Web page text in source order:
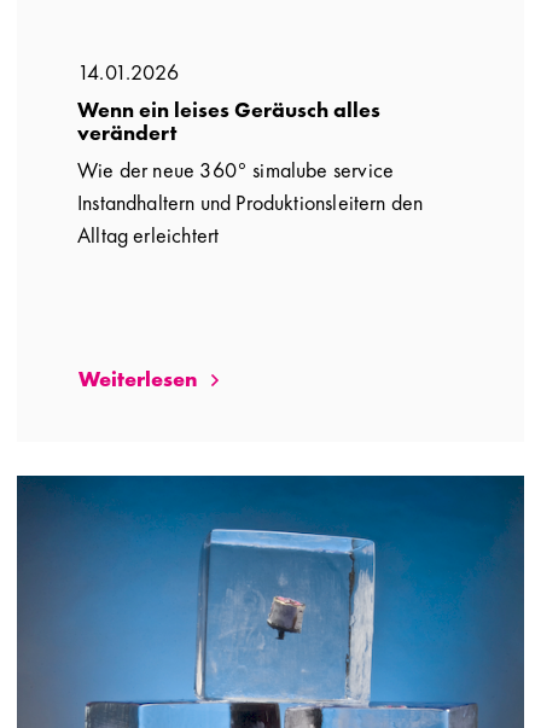
14.01.2026
Wenn ein leises Geräusch alles
verändert
Wie der neue 360° simalube service
Instandhaltern und Produktionsleitern den
Alltag erleichtert
Weiterlesen